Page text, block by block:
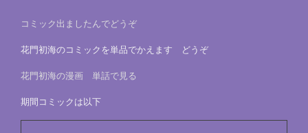
コミック出ましたんでどうぞ
花門初海のコミックを単品でかえます どうぞ
花門初海の漫画 単話で見る
期間コミックは以下